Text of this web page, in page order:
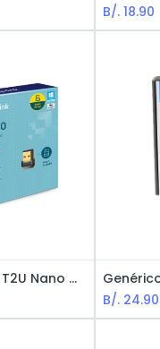
B/.18.90
Tp-Link Archer T2U Nano Wireless Dual Band Adapter / AC600 / USB / Black
B/. 24.90